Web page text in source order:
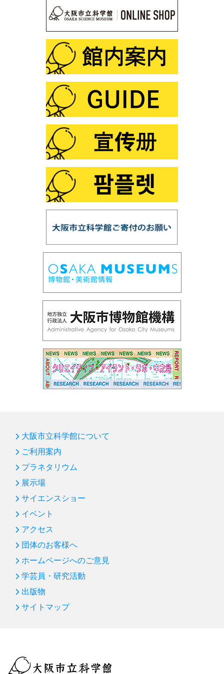
大阪市立科学館について
ご利用案内
プラネタリウム
展示場
サイエンスショー
イベント
アクセス
団体のお客様へ
ホームページへのご意見
学芸員・研究活動
出版物
サイトマップ